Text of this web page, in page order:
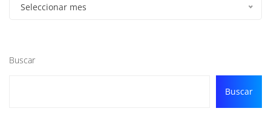
Seleccionar mes
Buscar
Buscar